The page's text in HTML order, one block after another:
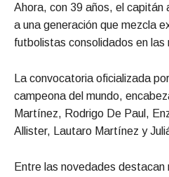
Ahora, con 39 años, el capitán
a una generación que mezcla
futbolistas consolidados en
La convocatoria oficializada
campeona del mundo,
Martínez, Rodrigo De Paul,
Allister, Lautaro Martínez y
Entre las novedades destacan